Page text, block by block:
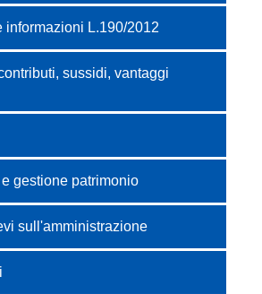
informazioni L.190/2012
sussidi, vantaggi
gestione patrimonio
sull'amministrazione